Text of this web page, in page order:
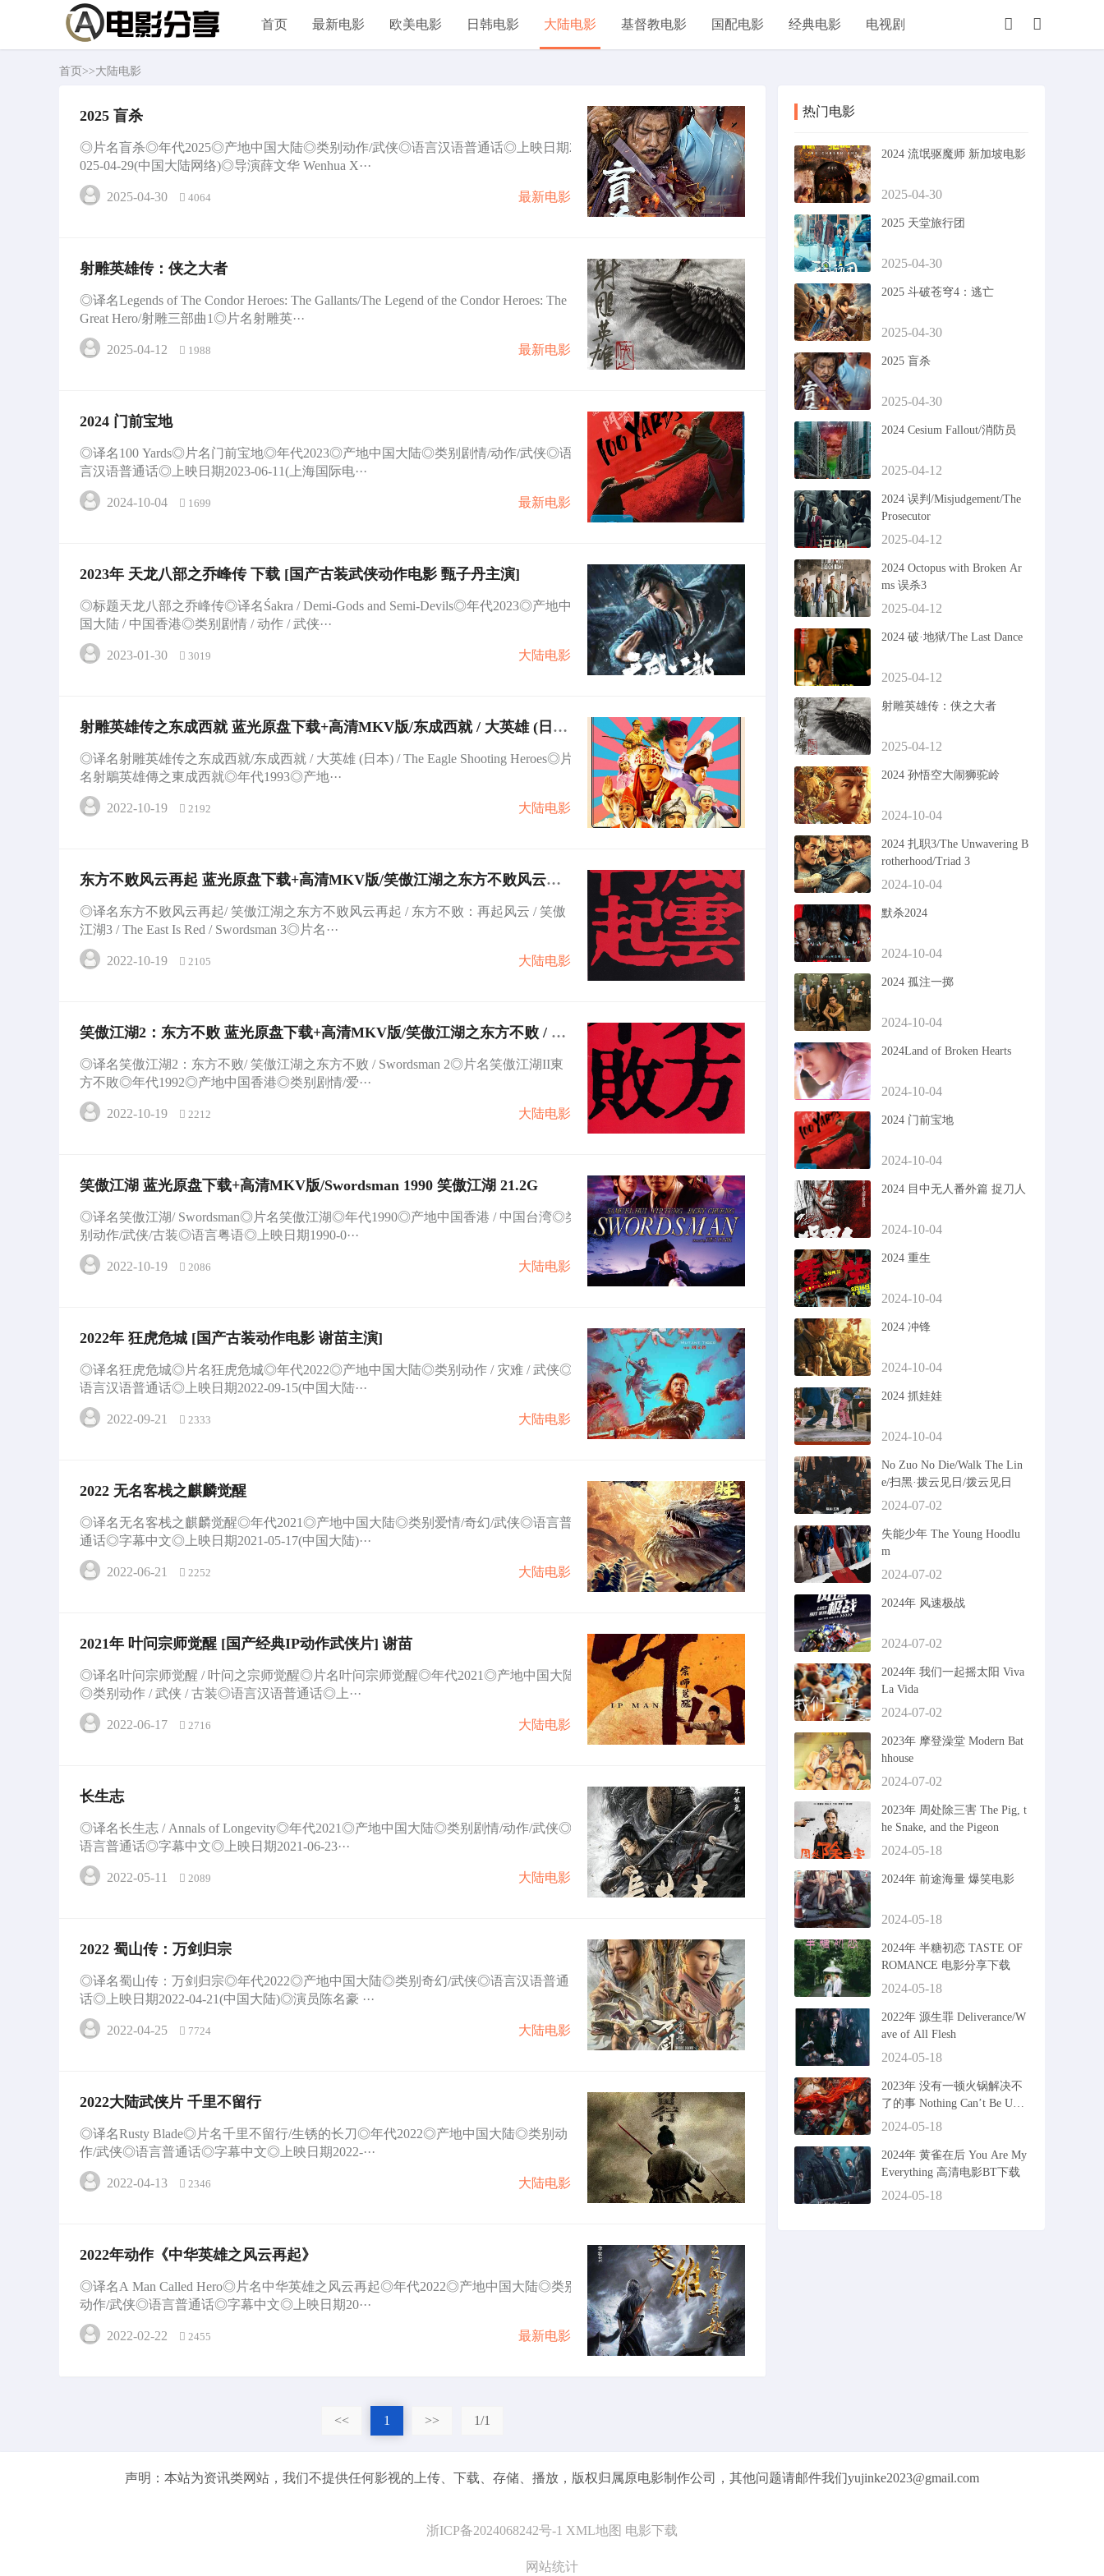
首页 最新电影 欧美电影 日韩电影 大陆电影 基督教电影 国配电影 经典电影 电视剧
首页 >>大陆电影
2025 盲杀
◎片名盲杀◎年代2025◎产地中国大陆◎类别动作/武侠◎语言汉语普通话◎上映日期2
025-04-29(中国大陆网络)◎导演薛文华 Wenhua X···
2025-04-30 4064 最新电影
射雕英雄传：侠之大者
◎译名Legends of The Condor Heroes: The Gallants/The Legend of the Condor Heroes: The
Great Hero/射雕三部曲1◎片名射雕英···
2025-04-12 1988 最新电影
2024 门前宝地
◎译名100 Yards◎片名门前宝地◎年代2023◎产地中国大陆◎类别剧情/动作/武侠◎语
言汉语普通话◎上映日期2023-06-11(上海国际电···
2024-10-04 1699 最新电影
2023年 天龙八部之乔峰传 下载 [国产古装武侠动作电影 甄子丹主演]
◎标题天龙八部之乔峰传◎译名Śakra / Demi-Gods and Semi-Devils◎年代2023◎产地中
国大陆 / 中国香港◎类别剧情 / 动作 / 武侠···
2023-01-30 3019 大陆电影
射雕英雄传之东成西就 蓝光原盘下载+高清MKV版/东成西就 / 大英雄 (日
本) / The Eagle Shooting Heroes 1993 射鵰英雄傳之東成西就 8.63G
◎译名射雕英雄传之东成西就/东成西就 / 大英雄 (日本) / The Eagle Shooting Heroes◎片
名射鵰英雄傳之東成西就◎年代1993◎产地···
2022-10-19 2192 大陆电影
东方不败风云再起 蓝光原盘下载+高清MKV版/笑傲江湖之东方不败风云再
起 / 东方不败：再起风云 / 笑傲江湖3 / The East Is Red / Swordsman 3 1993
東方不敗之風雲再起 61.7G
◎译名东方不败风云再起/ 笑傲江湖之东方不败风云再起 / 东方不败：再起风云 / 笑傲
江湖3 / The East Is Red / Swordsman 3◎片名···
2022-10-19 2105 大陆电影
笑傲江湖2：东方不败 蓝光原盘下载+高清MKV版/笑傲江湖之东方不败 / Sw
ordsman 2 1992 笑傲江湖II東方不敗 30.8G
◎译名笑傲江湖2：东方不败/ 笑傲江湖之东方不败 / Swordsman 2◎片名笑傲江湖II東
方不敗◎年代1992◎产地中国香港◎类别剧情/爱···
2022-10-19 2212 大陆电影
笑傲江湖 蓝光原盘下载+高清MKV版/Swordsman 1990 笑傲江湖 21.2G
◎译名笑傲江湖/ Swordsman◎片名笑傲江湖◎年代1990◎产地中国香港 / 中国台湾◎类
别动作/武侠/古装◎语言粤语◎上映日期1990-0···
2022-10-19 2086 大陆电影
2022年 狂虎危城 [国产古装动作电影 谢苗主演]
◎译名狂虎危城◎片名狂虎危城◎年代2022◎产地中国大陆◎类别动作 / 灾难 / 武侠◎
语言汉语普通话◎上映日期2022-09-15(中国大陆···
2022-09-21 2333 大陆电影
2022 无名客栈之麒麟觉醒
◎译名无名客栈之麒麟觉醒◎年代2021◎产地中国大陆◎类别爱情/奇幻/武侠◎语言普
通话◎字幕中文◎上映日期2021-05-17(中国大陆)···
2022-06-21 2252 大陆电影
2021年 叶问宗师觉醒 [国产经典IP动作武侠片] 谢苗
◎译名叶问宗师觉醒 / 叶问之宗师觉醒◎片名叶问宗师觉醒◎年代2021◎产地中国大陆
◎类别动作 / 武侠 / 古装◎语言汉语普通话◎上···
2022-06-17 2716 大陆电影
长生志
◎译名长生志 / Annals of Longevity◎年代2021◎产地中国大陆◎类别剧情/动作/武侠◎
语言普通话◎字幕中文◎上映日期2021-06-23···
2022-05-11 2089 大陆电影
2022 蜀山传：万剑归宗
◎译名蜀山传：万剑归宗◎年代2022◎产地中国大陆◎类别奇幻/武侠◎语言汉语普通
话◎上映日期2022-04-21(中国大陆)◎演员陈名豪 ···
2022-04-25 7724 大陆电影
2022大陆武侠片 千里不留行
◎译名Rusty Blade◎片名千里不留行/生锈的长刀◎年代2022◎产地中国大陆◎类别动
作/武侠◎语言普通话◎字幕中文◎上映日期2022-···
2022-04-13 2346 大陆电影
2022年动作《中华英雄之风云再起》
◎译名A Man Called Hero◎片名中华英雄之风云再起◎年代2022◎产地中国大陆◎类别
动作/武侠◎语言普通话◎字幕中文◎上映日期20···
2022-02-22 2455 最新电影
<< 1 >> 1/1
热门电影
2024 流氓驱魔师 新加坡电影
2025-04-30
2025 天堂旅行团
2025-04-30
2025 斗破苍穹4：逃亡
2025-04-30
2025 盲杀
2025-04-30
2024 Cesium Fallout/消防员
2025-04-12
2024 误判/Misjudgement/The
Prosecutor
2025-04-12
2024 Octopus with Broken Ar
ms 误杀3
2025-04-12
2024 破·地狱/The Last Dance
2025-04-12
射雕英雄传：侠之大者
2025-04-12
2024 孙悟空大闹狮驼岭
2024-10-04
2024 扎职3/The Unwavering B
rotherhood/Triad 3
2024-10-04
默杀2024
2024-10-04
2024 孤注一掷
2024-10-04
2024Land of Broken Hearts
2024-10-04
2024 门前宝地
2024-10-04
2024 目中无人番外篇 捉刀人
2024-10-04
2024 重生
2024-10-04
2024 冲锋
2024-10-04
2024 抓娃娃
2024-10-04
No Zuo No Die/Walk The Lin
e/扫黑·拨云见日/拨云见日
2024-07-02
失能少年 The Young Hoodlu
m
2024-07-02
2024年 风速极战
2024-07-02
2024年 我们一起摇太阳 Viva
La Vida
2024-07-02
2023年 摩登澡堂 Modern Bat
hhouse
2024-07-02
2023年 周处除三害 The Pig, t
he Snake, and the Pigeon
2024-05-18
2024年 前途海量 爆笑电影
2024-05-18
2024年 半糖初恋 TASTE OF
ROMANCE 电影分享下载
2024-05-18
2022年 源生罪 Deliverance/W
ave of All Flesh
2024-05-18
2023年 没有一顿火锅解决不
了的事 Nothing Can’t Be Und
one by a HotPot
2024-05-18
2024年 黄雀在后 You Are My
Everything 高清电影BT下载
2024-05-18
声明：本站为资讯类网站，我们不提供任何影视的上传、下载、存储、播放，版权归属原电影制作公司，其他问题请邮件我们yujinke2023@gmail.com
浙ICP备2024068242号-1 XML地图 电影下载
网站统计